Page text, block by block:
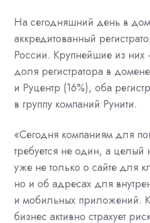
На сегодняшний день в
аккредитованный
России. Крупнейшие из них
доля регистратора в
и Руцентр (16%), оба
в группу компаний Рунити.
«Сегодня компаниям для
требуется не один, а
уже не только о сайте для
но и об адресах для
и мобильных приложений.
бизнес активно страхует